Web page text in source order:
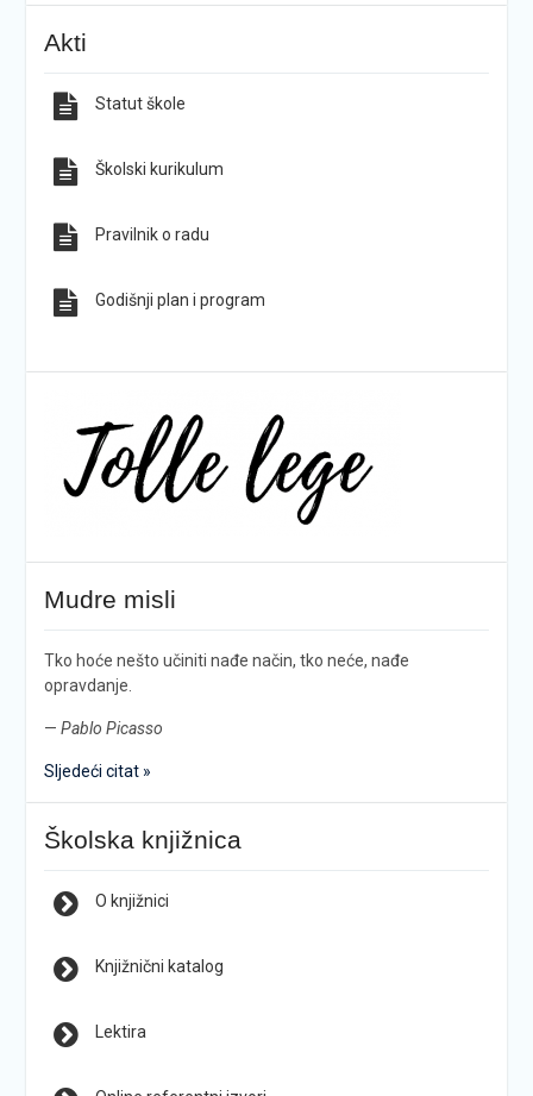
Akti
Statut škole
Školski kurikulum
Pravilnik o radu
Godišnji plan i program
Mudre misli
Tko hoće nešto učiniti nađe način, tko neće, nađe
opravdanje.
— Pablo Picasso
Sljedeći citat »
Školska knjižnica
O knjižnici
Knjižnični katalog
Lektira